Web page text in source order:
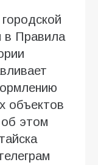
в Правила
объектов
этом